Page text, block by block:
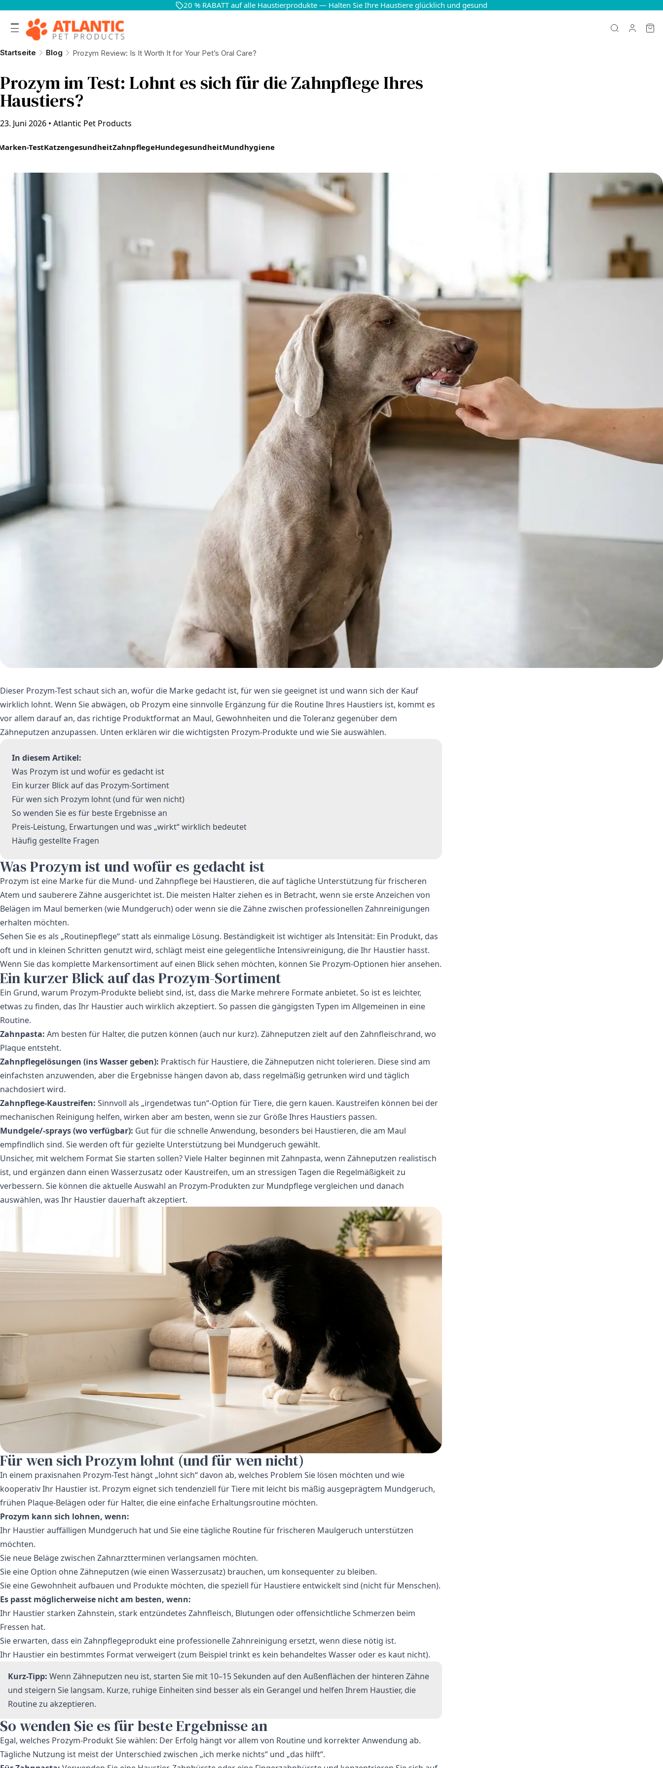
20 % RABATT auf alle Haustierprodukte — Halten Sie Ihre Haustiere glücklich und gesund
Startseite Blog Prozym Review: Is It Worth It for Your Pet’s Oral Care?
Prozym im Test: Lohnt es sich für die Zahnpflege Ihres
Haustiers?
23. Juni 2026 • Atlantic Pet Products
TestKatzengesundheitZahnpflegeHundegesundheitMundhygiene
Dieser Prozym-Test schaut sich an, wofür die Marke gedacht ist, für wen sie geeignet ist und wann sich der Kauf
wirklich lohnt. Wenn Sie abwägen, ob Prozym eine sinnvolle Ergänzung für die Routine Ihres Haustiers ist, kommt es
vor allem darauf an, das richtige Produktformat an Maul, Gewohnheiten und die Toleranz gegenüber dem
Zähneputzen anzupassen. Unten erklären wir die wichtigsten Prozym-Produkte und wie Sie auswählen.
In diesem Artikel:
Was Prozym ist und wofür es gedacht ist
Ein kurzer Blick auf das Prozym-Sortiment
Für wen sich Prozym lohnt (und für wen nicht)
So wenden Sie es für beste Ergebnisse an
Preis-Leistung, Erwartungen und was „wirkt“ wirklich bedeutet
Häufig gestellte Fragen
Was Prozym ist und wofür es gedacht ist
Prozym ist eine Marke für die Mund- und Zahnpflege bei Haustieren, die auf tägliche Unterstützung für frischeren
Atem und sauberere Zähne ausgerichtet ist. Die meisten Halter ziehen es in Betracht, wenn sie erste Anzeichen von
Belägen im Maul bemerken (wie Mundgeruch) oder wenn sie die Zähne zwischen professionellen Zahnreinigungen
erhalten möchten.
Sehen Sie es als „Routinepflege“ statt als einmalige Lösung. Beständigkeit ist wichtiger als Intensität: Ein Produkt, das
oft und in kleinen Schritten genutzt wird, schlägt meist eine gelegentliche Intensivreinigung, die Ihr Haustier hasst.
Wenn Sie das komplette Markensortiment auf einen Blick sehen möchten, können Sie Prozym-Optionen hier ansehen.
Ein kurzer Blick auf das Prozym-Sortiment
Ein Grund, warum Prozym-Produkte beliebt sind, ist, dass die Marke mehrere Formate anbietet. So ist es leichter,
etwas zu finden, das Ihr Haustier auch wirklich akzeptiert. So passen die gängigsten Typen im Allgemeinen in eine
Routine.
Zahnpasta: Am besten für Halter, die putzen können (auch nur kurz). Zähneputzen zielt auf den Zahnfleischrand, wo
Plaque entsteht.
Zahnpflegelösungen (ins Wasser geben): Praktisch für Haustiere, die Zähneputzen nicht tolerieren. Diese sind am
einfachsten anzuwenden, aber die Ergebnisse hängen davon ab, dass regelmäßig getrunken wird und täglich
nachdosiert wird.
Zahnpflege-Kaustreifen: Sinnvoll als „irgendetwas tun“-Option für Tiere, die gern kauen. Kaustreifen können bei der
mechanischen Reinigung helfen, wirken aber am besten, wenn sie zur Größe Ihres Haustiers passen.
Mundgele/-sprays (wo verfügbar): Gut für die schnelle Anwendung, besonders bei Haustieren, die am Maul
empfindlich sind. Sie werden oft für gezielte Unterstützung bei Mundgeruch gewählt.
Unsicher, mit welchem Format Sie starten sollen? Viele Halter beginnen mit Zahnpasta, wenn Zähneputzen realistisch
ist, und ergänzen dann einen Wasserzusatz oder Kaustreifen, um an stressigen Tagen die Regelmäßigkeit zu
verbessern. Sie können die aktuelle Auswahl an Prozym-Produkten zur Mundpflegevergleichen und danach
auswählen, was Ihr Haustier dauerhaft akzeptiert.
Für wen sich Prozym lohnt (und für wen nicht)
In einem praxisnahen Prozym-Test hängt „lohnt sich“ davon ab, welches Problem Sie lösen möchten und wie
kooperativ Ihr Haustier ist. Prozym eignet sich tendenziell für Tiere mit leicht bis mäßig ausgeprägtem Mundgeruch,
frühen Plaque-Belägen oder für Halter, die eine einfache Erhaltungsroutine möchten.
Prozym kann sich lohnen, wenn:
Ihr Haustier auffälligen Mundgeruch hat und Sie eine tägliche Routine für frischeren Maulgeruch unterstützen
möchten.
Sie neue Beläge zwischen Zahnarztterminen verlangsamen möchten.
Sie eine Option ohne Zähneputzen (wie einen Wasserzusatz) brauchen, um konsequenter zu bleiben.
Sie eine Gewohnheit aufbauen und Produkte möchten, die speziell für Haustiere entwickelt sind (nicht für Menschen).
Es passt möglicherweise nicht am besten, wenn:
Ihr Haustier starken Zahnstein, stark entzündetes Zahnfleisch, Blutungen oder offensichtliche Schmerzen beim
Fressen hat.
Sie erwarten, dass ein Zahnpflegeprodukt eine professionelle Zahnreinigung ersetzt, wenn diese nötig ist.
Ihr Haustier ein bestimmtes Format verweigert (zum Beispiel trinkt es kein behandeltes Wasser oder es kaut nicht).
Kurz-Tipp: Wenn Zähneputzen neu ist, starten Sie mit 10–15 Sekunden auf den Außenflächen der hinteren Zähne
und steigern Sie langsam. Kurze, ruhige Einheiten sind besser als ein Gerangel und helfen Ihrem Haustier, die
Routine zu akzeptieren.
So wenden Sie es für beste Ergebnisse an
Egal, welches Prozym-Produkt Sie wählen: Der Erfolg hängt vor allem von Routine und korrekter Anwendung ab.
Tägliche Nutzung ist meist der Unterschied zwischen „ich merke nichts“ und „das hilft“.